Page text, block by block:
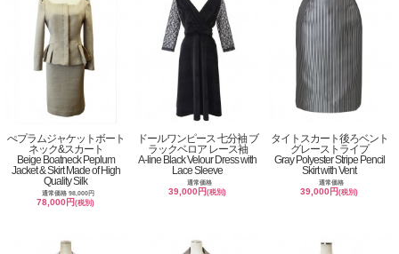
ぺプラムジャケットボート
ネック&スカート
Beige Boatneck Peplum
Jacket & Skirt Made of High
Quality Silk
通常価格 98,000円
78,000円(税別)
ドールワンピース 七分袖 ブ
ラックベロア レース袖
A-line Black Velour Dress with
Lace Sleeve
通常価格
39,000円(税別)
タイトスカート後ろベント
グレーストライプ
Gray Polyester Stripe Pencil
Skirt with Vent
通常価格
39,000円(税別)